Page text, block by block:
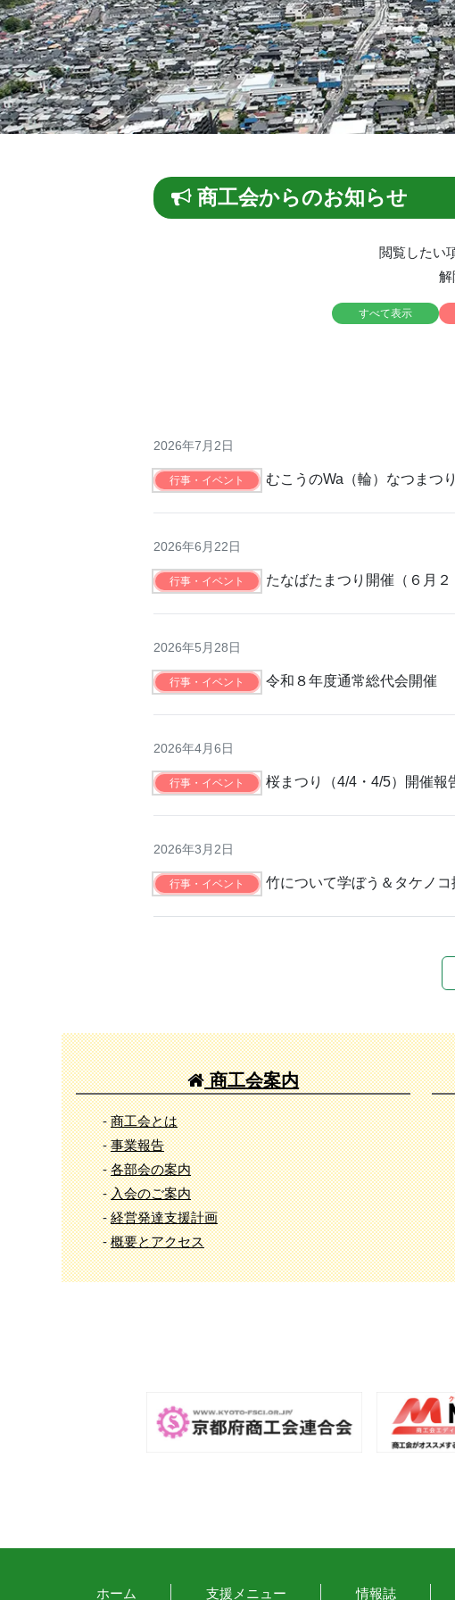
商工会からのお知らせ
閲覧したい
解
すべて表示
2026年7月2日
行事・イベント むこうのWa（輪）なつまつ
2026年6月22日
行事・イベント たなばたまつり開催（６月２
2026年5月28日
行事・イベント 令和８年度通常総代会開催
2026年4月6日
行事・イベント 桜まつり（4/4・4/5）開催報
2026年3月2日
行事・イベント 竹について学ぼう＆タケノ
商工会案内
-商工会とは
-事業報告
-各部会の案内
-入会のご案内
-経営発達支援計画
-概要とアクセス
ホーム 支援メニュー 情報誌